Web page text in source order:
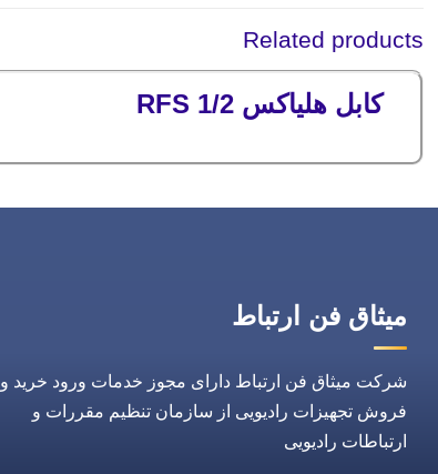
Related products
کابل هلیاکس 1/2 RFS
میثاق فن ارتباط
شرکت میثاق فن ارتباط دارای مجوز خدمات ورود خرید و
فروش تجهیزات رادیویی از سازمان تنظیم مقررات و
ارتباطات رادیویی